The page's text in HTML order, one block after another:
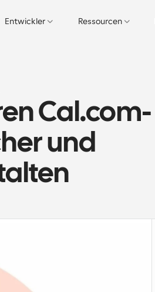
Entwickler Ressourcen
Cal.com-
und